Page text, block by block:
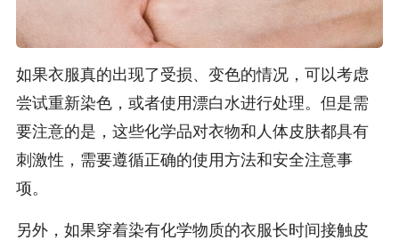
如果衣服真的出现了受损、变色的情况，可以考虑
尝试重新染色，或者使用漂白水进行处理。但是需
要注意的是，这些化学品对衣物和人体皮肤都具有
刺激性，需要遵循正确的使用方法和安全注意事
项。
另外，如果穿着染有化学物质的衣服长时间接触皮